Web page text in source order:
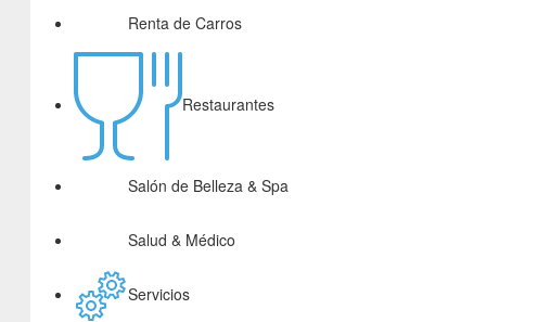
Renta de Carros
Restaurantes
Salón de Belleza & Spa
Salud & Médico
Servicios